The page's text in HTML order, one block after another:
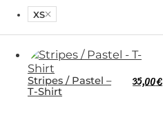
XS
Stripes / Pastel –
T-Shirt
35,00€